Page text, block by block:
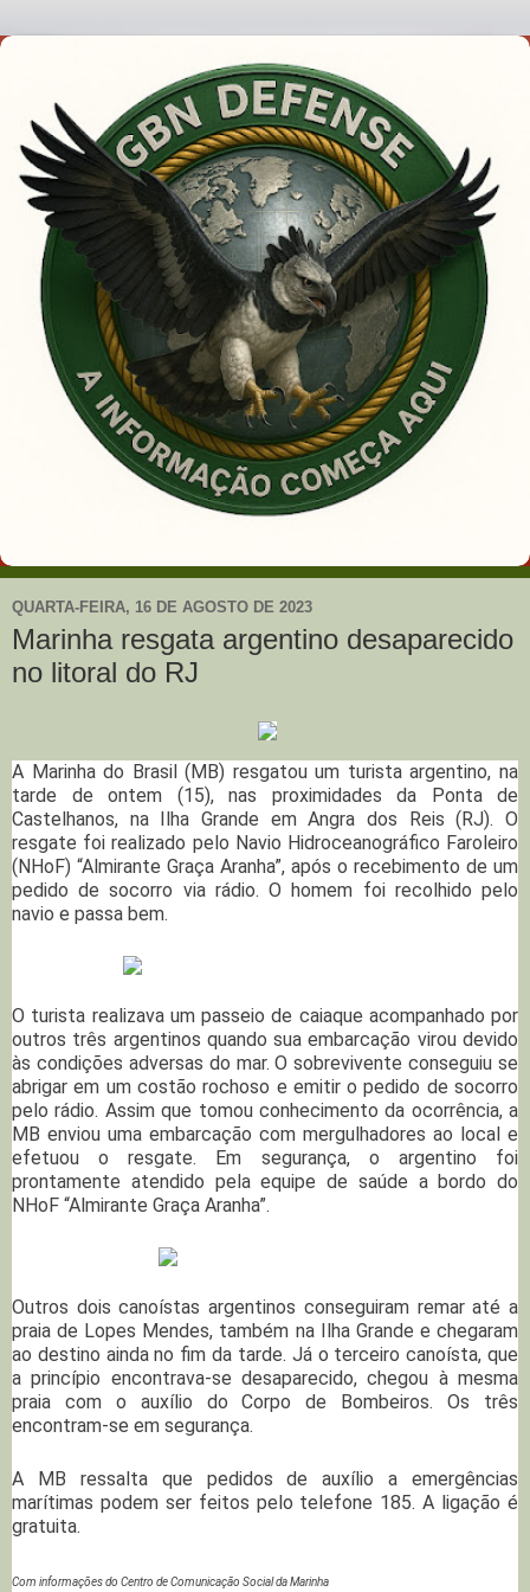
QUARTA-FEIRA, 16 DE AGOSTO DE 2023
Marinha resgata argentino desaparecido
no litoral do RJ
A Marinha do Brasil (MB) resgatou um turista argentino, na
tarde de ontem (15), nas proximidades da Ponta de
Castelhanos, na Ilha Grande em Angra dos Reis (RJ). O
resgate foi realizado pelo Navio Hidroceanográfico Faroleiro
(NHoF) “Almirante Graça Aranha”, após o recebimento de um
pedido de socorro via rádio. O homem foi recolhido pelo
navio e passa bem.
O turista realizava um passeio de caiaque acompanhado por
outros três argentinos quando sua embarcação virou devido
às condições adversas do mar. O sobrevivente conseguiu se
abrigar em um costão rochoso e emitir o pedido de socorro
pelo rádio. Assim que tomou conhecimento da ocorrência, a
MB enviou uma embarcação com mergulhadores ao local e
efetuou o resgate. Em segurança, o argentino foi
prontamente atendido pela equipe de saúde a bordo do
NHoF “Almirante Graça Aranha”.
Outros dois canoístas argentinos conseguiram remar até a
praia de Lopes Mendes, também na Ilha Grande e chegaram
ao destino ainda no fim da tarde. Já o terceiro canoísta, que
a princípio encontrava-se desaparecido, chegou à mesma
praia com o auxílio do Corpo de Bombeiros. Os três
encontram-se em segurança.
A MB ressalta que pedidos de auxílio a emergências
marítimas podem ser feitos pelo telefone 185. A ligação é
gratuita.
Com informações do Centro de Comunicação Social da Marinha